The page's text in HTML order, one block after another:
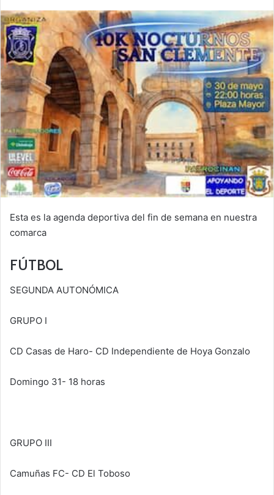
Esta es la agenda deportiva del fin de semana en nuestra
comarca
FÚTBOL
SEGUNDA AUTONÓMICA
GRUPO I
CD Casas de Haro- CD Independiente de Hoya Gonzalo
Domingo 31- 18 horas
GRUPO III
Camuñas FC- CD El Toboso